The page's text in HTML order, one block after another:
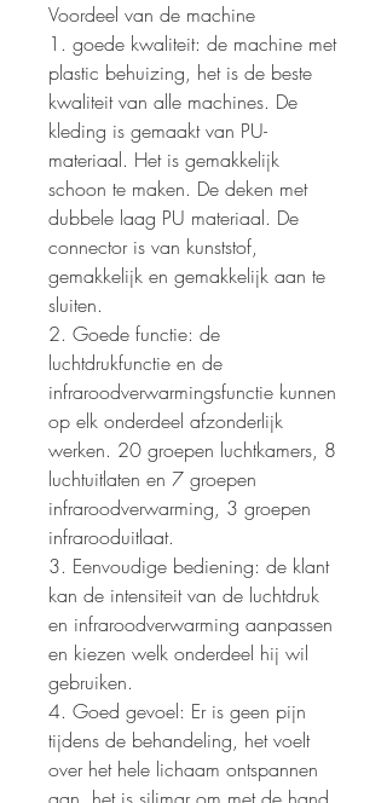
Voordeel van de machine
1. goede kwaliteit: de machine met
plastic behuizing, het is de beste
kwaliteit van alle machines. De
kleding is gemaakt van PU-
materiaal. Het is gemakkelijk
schoon te maken. De deken met
dubbele laag PU materiaal. De
connector is van kunststof,
gemakkelijk en gemakkelijk aan te
sluiten.
2. Goede functie: de
luchtdrukfunctie en de
infraroodverwarmingsfunctie kunnen
op elk onderdeel afzonderlijk
werken. 20 groepen luchtkamers, 8
luchtuitlaten en 7 groepen
infraroodverwarming, 3 groepen
infrarooduitlaat.
3. Eenvoudige bediening: de klant
kan de intensiteit van de luchtdruk
en infraroodverwarming aanpassen
en kiezen welk onderdeel hij wil
gebruiken.
4. Goed gevoel: Er is geen pijn
tijdens de behandeling, het voelt
over het hele lichaam ontspannen